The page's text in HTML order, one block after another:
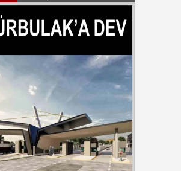
MEHMET KOÇ
ASLINDA BİR İNANÇ
NEZİR ÇELİK
KUŞLAR VE İNSANLAR